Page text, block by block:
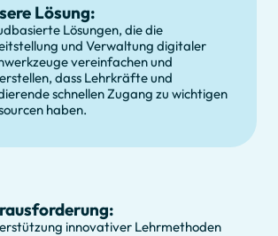
Lösung:
Lösungen, die die
und Verwaltung digitaler
vereinfachen und
dass Lehrkräfte und
schnellen Zugang zu wichtigen
haben.
innovativer Lehrmethoden